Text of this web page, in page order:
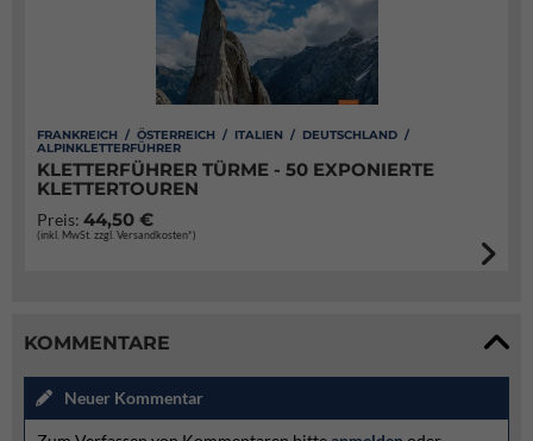
FRANKREICH / ÖSTERREICH / ITALIEN / DEUTSCHLAND /
ALPINKLETTERFÜHRER
KLETTERFÜHRER TÜRME - 50 EXPONIERTE
KLETTERTOUREN
Preis: 44,50 €
(inkl. MwSt. zzgl. Versandkosten*)
KOMMENTARE
Neuer Kommentar